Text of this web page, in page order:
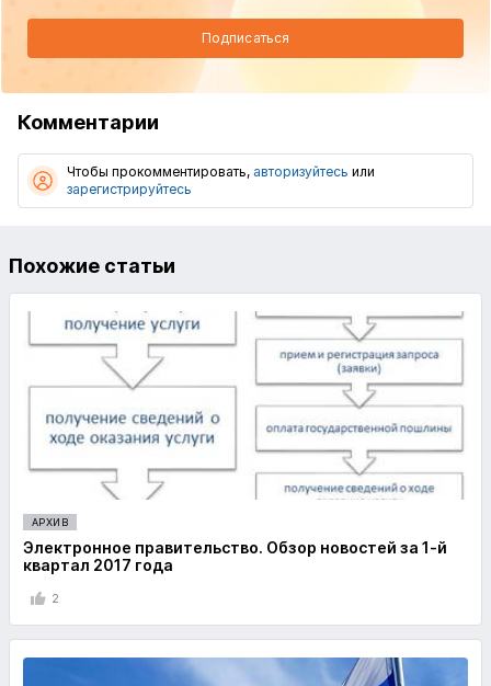
Подписаться
Комментарии
Чтобы прокомментировать, авторизуйтесь или
зарегистрируйтесь
Похожие статьи
АРХИВ
Электронное правительство. Обзор новостей за 1-й
квартал 2017 года
2